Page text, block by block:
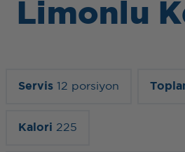
Limonlu
Servis 12 porsiyon
Kalori 225